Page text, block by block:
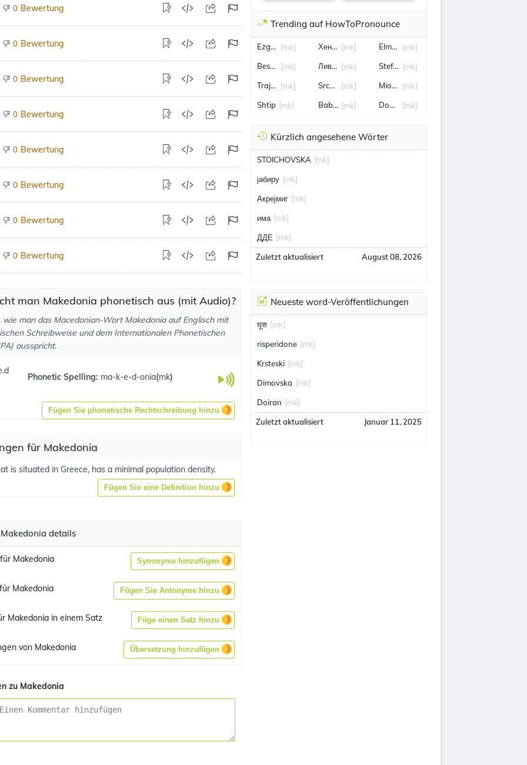
0 Bewertung
0 Bewertung
0 Bewertung
0 Bewertung
0 Bewertung
0 Bewertung
0 Bewertung
0 Bewertung
man Makedonia phonetisch aus (mit Audio)?
wie man das Macedonian-Wort Makedonia auf Englisch mit
Schreibweise und dem Internationalen Phonetischen
ausspricht.
Phonetic Spelling: ma-k-e-d-onia(mk)
Fügen Sie phonetische Rechtschreibung hinzu
für Makedonia
is situated in Greece, has a minimal population density.
Fügen Sie eine Definition hinzu
details
Makedonia Synonyme hinzufügen
Makedonia Fügen Sie Antonyme hinzu
Makedonia in einem Satz Füge einen Satz hinzu
von Makedonia Übersetzung hinzufügen
zu Makedonia
Trending auf HowToPronounce
Ezgjan Alioski
[mk]
Besard Sabovic
[mk]
Trajkovski
[mk]
Shtip [mk]
Хендрикс
[mk]
Ливерпуль
[mk]
Srce moje
[mk]
Baba Vanga
[mk]
Elmas [mk]
Stefan ristovski
[mk]
Miovski[mk]
Dobar dan
[mk]
Kürzlich angesehene Wörter
STOICHOVSKA [mk]
јабиру [mk]
Акрејмиг [mk]
има [mk]
ДДЕ [mk]
Zuletzt aktualisiert August 08, 2026
Neueste word-Veröffentlichungen
घूस [mk]
risperidone [mk]
Krsteski [mk]
Dimovska [mk]
Doiran [mk]
Zuletzt aktualisiert Januar 11, 2025